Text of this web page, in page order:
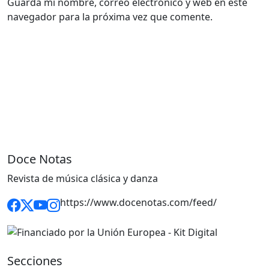
navegador para la próxima vez que comente.
Doce Notas
Revista de música clásica y danza
https://www.docenotas.com/feed/
Secciones